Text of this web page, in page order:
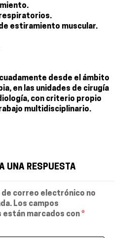
estiramiento muscular.
desde el ámbito
en las unidades de cirugía
con criterio propio
multidisciplinario.
UNA RESPUESTA
de correo electrónico no
Los campos
marcados con *